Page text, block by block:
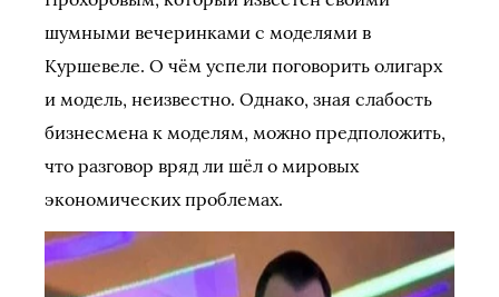
шумными вечеринками с моделями в
Куршевеле. О чём успели поговорить олигарх
и модель, неизвестно. Однако, зная слабость
бизнесмена к моделям, можно предположить,
что разговор вряд ли шёл о мировых
экономических проблемах.